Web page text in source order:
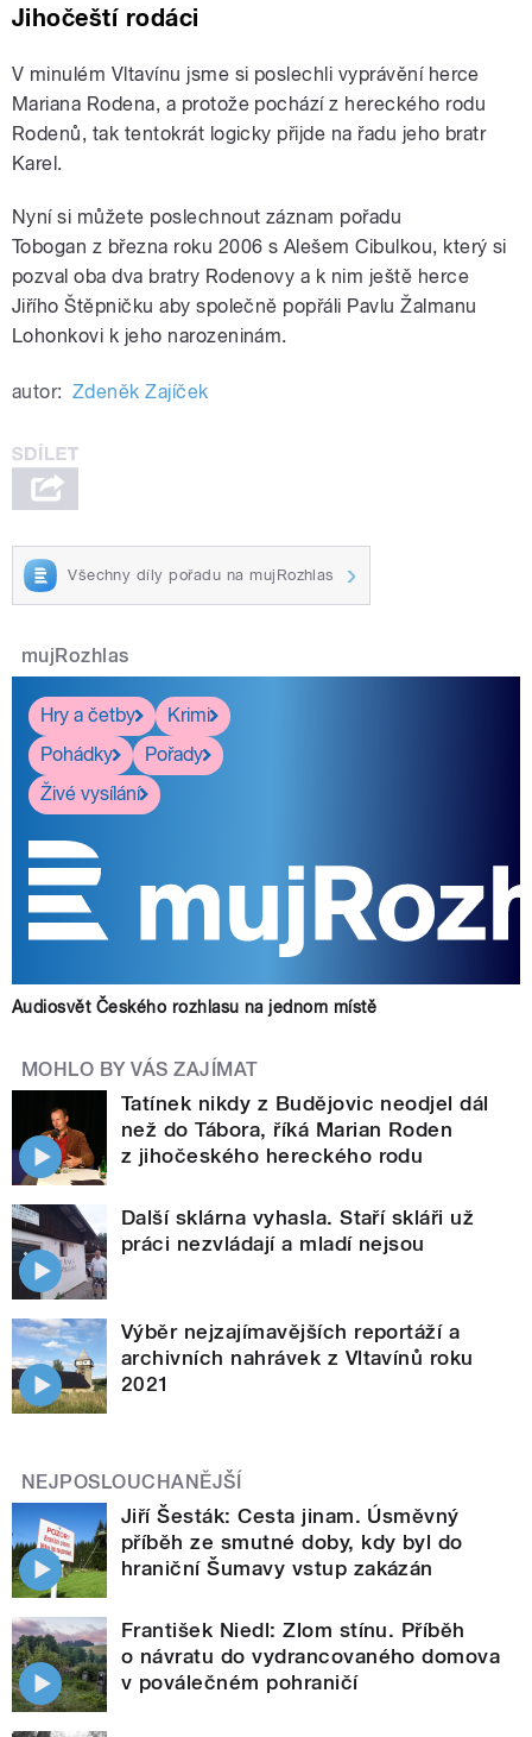
Jihočeští rodáci
V minulém Vltavínu jsme si poslechli vyprávění herce
Mariana Rodena, a protože pochází z hereckého rodu
Rodenů, tak tentokrát logicky přijde na řadu jeho bratr
Karel.
Nyní si můžete poslechnout záznam pořadu
Tobogan z března roku 2006 s Alešem Cibulkou, který si
pozval oba dva bratry Rodenovy a k nim ještě herce
Jiřího Štěpničku aby společně popřáli Pavlu Žalmanu
Lohonkovi k jeho narozeninám.
autor: Zdeněk Zajíček
Všechny díly pořadu na mujRozhlas
mujRozhlas
Hry a četby
Krimi
Pohádky
Pořady
Živé vysílání
Audiosvět Českého rozhlasu na jednom místě
MOHLO BY VÁS ZAJÍMAT
Tatínek nikdy z Budějovic neodjel dál
než do Tábora, říká Marian Roden
z jihočeského hereckého rodu
Další sklárna vyhasla. Staří skláři už
práci nezvládají a mladí nejsou
Výběr nejzajímavějších reportáží a
archivních nahrávek z Vltavínů roku
2021
NEJPOSLOUCHANĚJŠÍ
Jiří Šesták: Cesta jinam. Úsměvný
příběh ze smutné doby, kdy byl do
hraniční Šumavy vstup zakázán
František Niedl: Zlom stínu. Příběh
o návratu do vydrancovaného domova
v poválečném pohraničí